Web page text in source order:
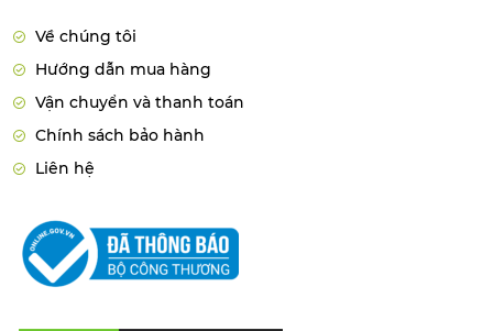
Về chúng tôi
Hướng dẫn mua hàng
Vận chuyển và thanh toán
Chính sách bảo hành
Liên hệ